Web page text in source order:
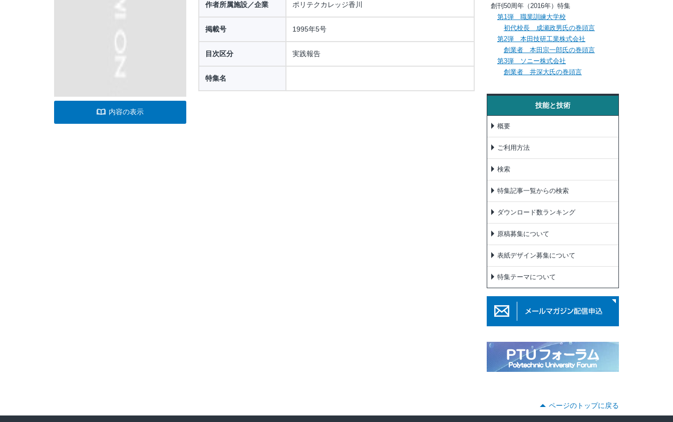
内容の表示
作者所属施設／企業 ポリテクカレッジ香川
掲載号 1995年5号
目次区分 実践報告
特集名
創刊50周年（2016年）特集
第1弾 職業訓練大学校
初代校長 成瀬政男氏の巻頭言
第2弾 本田技研工業株式会社
創業者 本田宗一郎氏の巻頭言
第3弾 ソニー株式会社
創業者 井深大氏の巻頭言
技能と技術
概要
ご利用方法
検索
特集記事一覧からの検索
ダウンロード数ランキング
原稿募集について
表紙デザイン募集について
特集テーマについて
ページのトップに戻る